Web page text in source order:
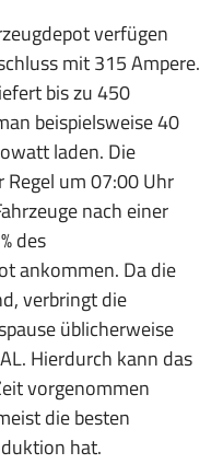
verfügen
mit 315 Ampere.
bis zu 450
beispielsweise 40
laden. Die
um 07:00 Uhr
nach einer
des
ankommen. Da die
verbringt die
üblicherweise
Hierdurch kann das
vorgenommen
die bes­ten
hat.